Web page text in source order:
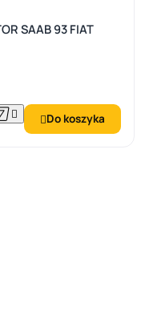
SAAB 93 FIAT
 Do koszyka